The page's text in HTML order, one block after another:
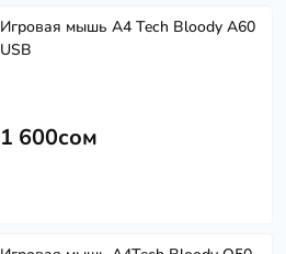
Игровая мышь A4 Tech Bloody A60
USB
1 600сом